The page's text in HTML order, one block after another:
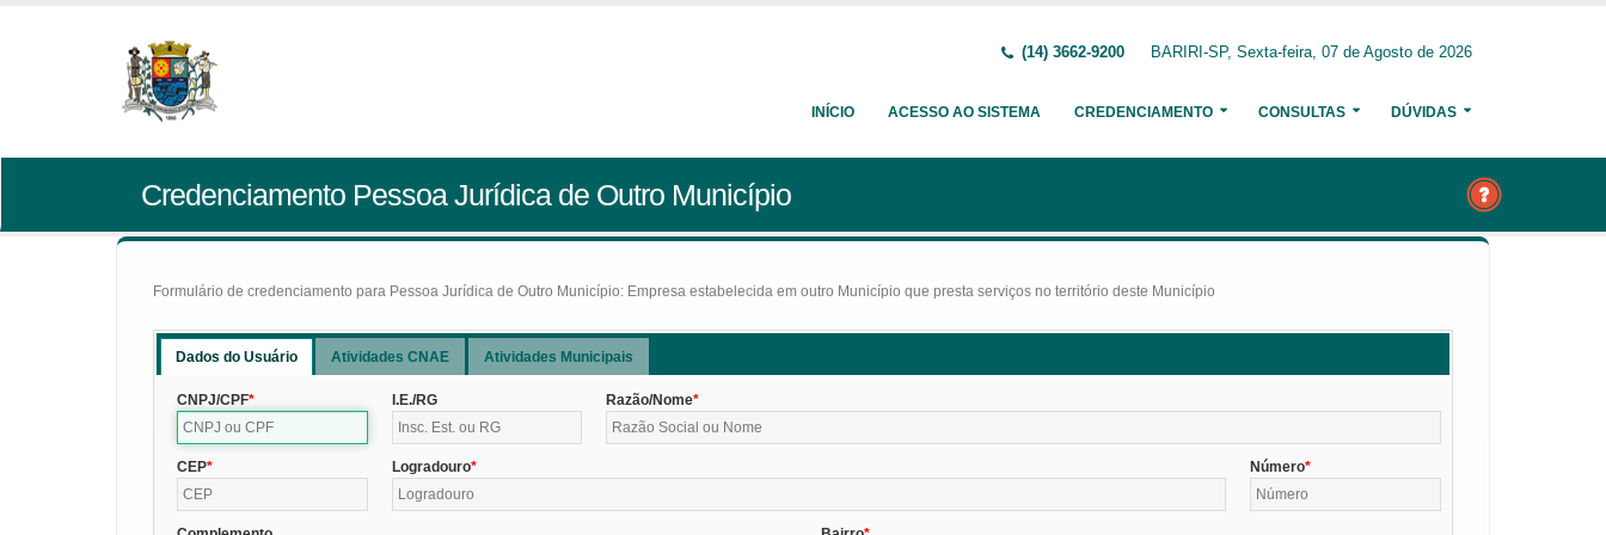
(14) 3662-9200 BARIRI-SP, Sexta-feira, 07 de Agosto de 2026
INÍCIO ACESSO AO SISTEMA CREDENCIAMENTO CONSULTAS DÚVIDAS
Credenciamento Pessoa Jurídica de Outro Município
Formulário de credenciamento para Pessoa Jurídica de Outro Município: Empresa estabelecida em outro Município que presta serviços no território deste Município
Dados do Usuário Atividades CNAE Atividades Municipais
CNPJ/CPF I.E./RG Razão/Nome
CEP Logradouro Número